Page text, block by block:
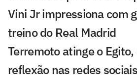
Vini Jr impressiona com
treino do Real Madrid
Terremoto atinge o
reflexão nas redes sociais